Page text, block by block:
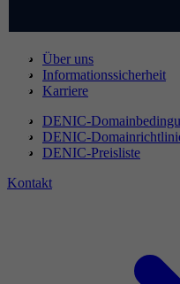
Über uns
Informationssicherheit
Karriere
DENIC-
DENIC-
DENIC-Preisliste
Kontakt